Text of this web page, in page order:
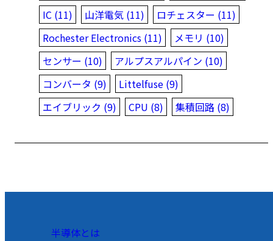
IC (11)
山洋電気 (11)
ロチェスター (11)
Rochester Electronics (11)
メモリ (10)
センサー (10)
アルプスアルパイン (10)
コンバータ (9)
Littelfuse (9)
エイブリック (9)
CPU (8) 集積回路 (8)
半導体とは